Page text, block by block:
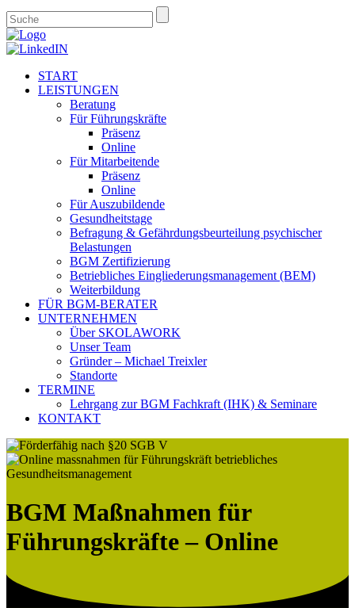
START
LEISTUNGEN
Beratung
Für Führungskräfte
Präsenz
Online
Für Mitarbeitende
Präsenz
Online
Für Auszubildende
Gesundheitstage
Befragung & Gefährdungsbeurteilung psychischer
Belastungen
BGM Zertifizierung
Betriebliches Eingliederungsmanagement (BEM)
Weiterbildung
FÜR BGM-BERATER
UNTERNEHMEN
Über SKOLAWORK
Unser Team
Gründer – Michael Treixler
Standorte
TERMINE
Lehrgang zur BGM Fachkraft (IHK) & Seminare
KONTAKT
BGM Maßnahmen für
Führungskräfte – Online